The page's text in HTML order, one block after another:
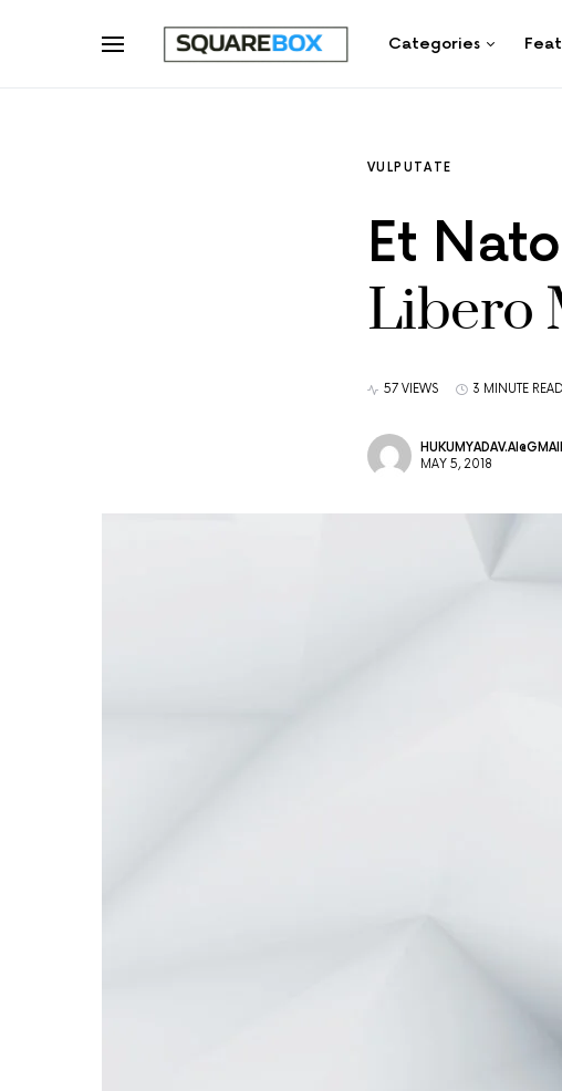
Categories
VULPUTATE
Et
Libero
57 VIEWS 3 MINUTE READ
MAY 5, 2018